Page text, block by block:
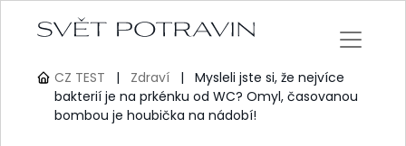
CZ TEST | Zdraví |
Mysleli jste si, že nejvíce
bakterií je na prkénku od WC? Omyl, časovanou
bombou je houbička na nádobí!